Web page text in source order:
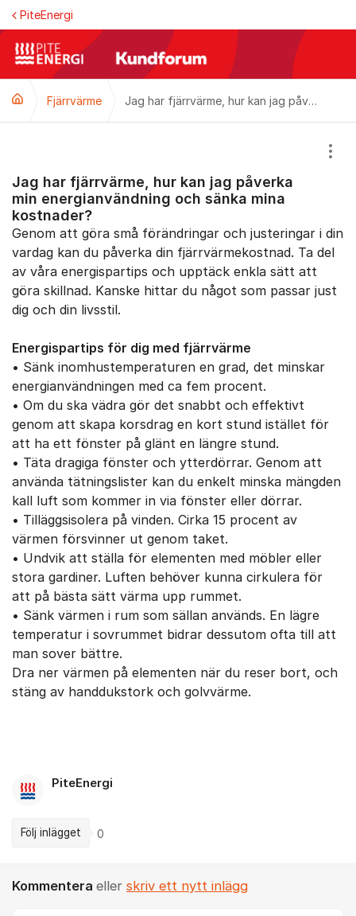
Hoppa till innehåll
PiteEnergi
Fjärrvärme Jag har fjärrvärme, hur kan jag påverka min energianvändning och sänka mina kostnader?
Jag har fjärrvärme, hur kan jag påverka
min energianvändning och sänka mina
kostnader?
Genom att göra små förändringar och justeringar i din
vardag kan du påverka din fjärrvärmekostnad. Ta del
av våra energispartips och upptäck enkla sätt att
göra skillnad. Kanske hittar du något som passar just
dig och din livsstil.
Energispartips för dig med fjärrvärme
• Sänk inomhustemperaturen en grad, det minskar
energianvändningen med ca fem procent.
• Om du ska vädra gör det snabbt och effektivt
genom att skapa korsdrag en kort stund istället för
att ha ett fönster på glänt en längre stund.
• Täta dragiga fönster och ytterdörrar. Genom att
använda tätningslister kan du enkelt minska mängden
kall luft som kommer in via fönster eller dörrar.
• Tilläggsisolera på vinden. Cirka 15 procent av
värmen försvinner ut genom taket.
• Undvik att ställa för elementen med möbler eller
stora gardiner. Luften behöver kunna cirkulera för
att på bästa sätt värma upp rummet.
• Sänk värmen i rum som sällan används. En lägre
temperatur i sovrummet bidrar dessutom ofta till att
man sover bättre.
Dra ner värmen på elementen när du reser bort, och
stäng av handdukstork och golvvärme.
PiteEnergi
Följ inlägget 0
Kommentera eller skriv ett nytt inlägg